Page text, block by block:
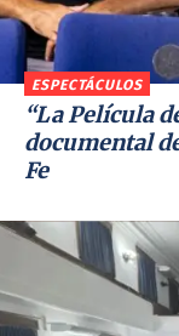
ESPECTÁCULOS
“La Película
documental
Fe